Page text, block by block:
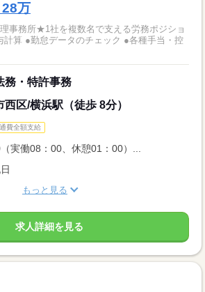
万
事務所★1社を複数名で支える労務ポジショ
計算 ●勤怠データのチェック ●各種手当・控
務・特許事務
区/横浜駅（徒歩 8分）
費全額支給
実働08：00、休憩01：00）...
もっと見る
求人詳細を見る